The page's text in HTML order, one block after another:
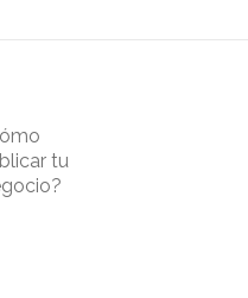
tu